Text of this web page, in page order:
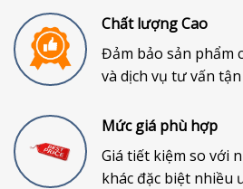
Chất lượng Cao
Đảm bảo sản phẩm
và dịch vụ tư vấn
Mức giá phù hợp
Giá tiết kiệm so với
khác đặc biệt nhiều